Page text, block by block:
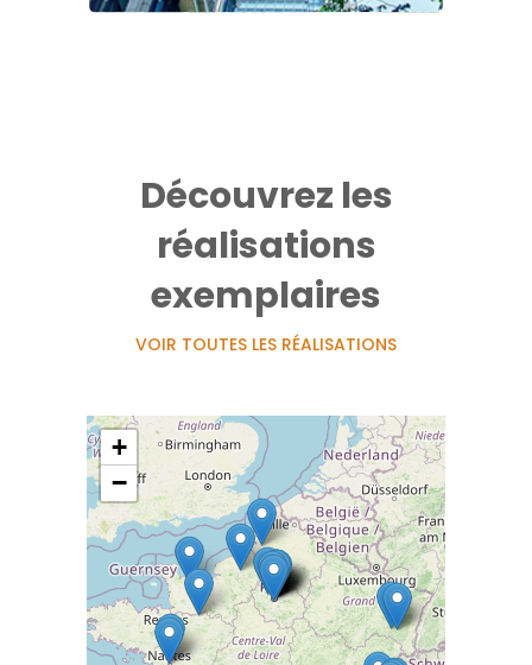
Découvrez les
réalisations
exemplaires
VOIR TOUTES LES RÉALISATIONS
+
−